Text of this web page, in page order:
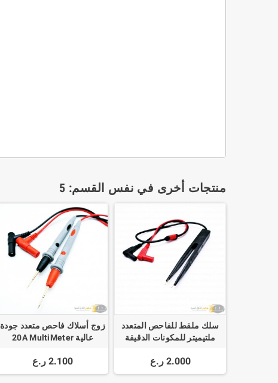
منتجات أخرى في نفس القسم: 5
سلك ملقط للفاحص المتعدد
ملتيميتر للمكونات الدقيقة
Probe Tweezers
2.000 ر.ع
زوج أسلاك فاحص متعدد جودة
عالية 20A MultiMeter
2.100 ر.ع